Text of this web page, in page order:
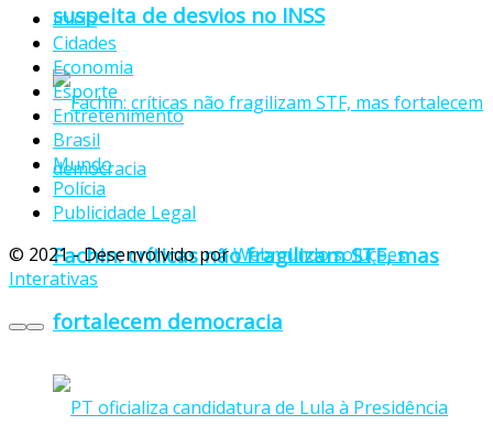
suspeita de desvios no INSS
Fachin: críticas não fragilizam STF, mas
fortalecem democracia
Início
Cidades
Economia
Esporte
Entretenimento
Brasil
Mundo
Polícia
Publicidade Legal
© 2021 - Desenvolvido porWebmundo soluções
Interativas